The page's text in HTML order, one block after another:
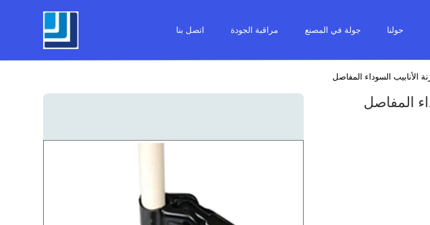
حولنا جولة في المصنع مراقبة الجودة اتصل بنا